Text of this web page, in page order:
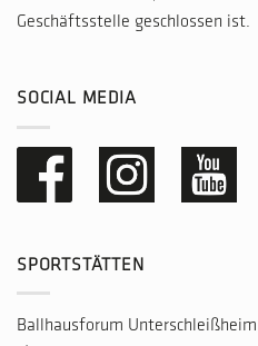
Geschäftsstelle geschlossen ist.
SOCIAL MEDIA
SPORTSTÄTTEN
Ballhausforum